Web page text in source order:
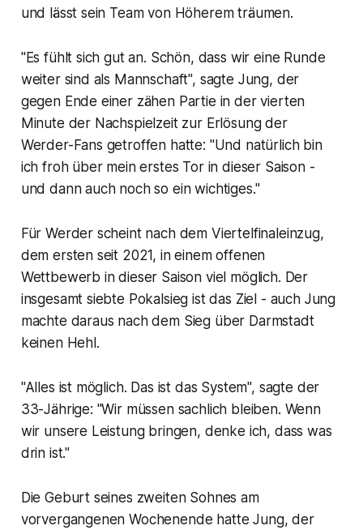
und lässt sein Team von Höherem träumen.
"Es fühlt sich gut an. Schön, dass wir eine Runde
weiter sind als Mannschaft", sagte Jung, der
gegen Ende einer zähen Partie in der vierten
Minute der Nachspielzeit zur Erlösung der
Werder-Fans getroffen hatte: "Und natürlich bin
ich froh über mein erstes Tor in dieser Saison -
und dann auch noch so ein wichtiges."
Für Werder scheint nach dem Viertelfinaleinzug,
dem ersten seit 2021, in einem offenen
Wettbewerb in dieser Saison viel möglich. Der
insgesamt siebte Pokalsieg ist das Ziel - auch Jung
machte daraus nach dem Sieg über Darmstadt
keinen Hehl.
"Alles ist möglich. Das ist das System", sagte der
33-Jährige: "Wir müssen sachlich bleiben. Wenn
wir unsere Leistung bringen, denke ich, dass was
drin ist."
Die Geburt seines zweiten Sohnes am
vorvergangenen Wochenende hatte Jung, der